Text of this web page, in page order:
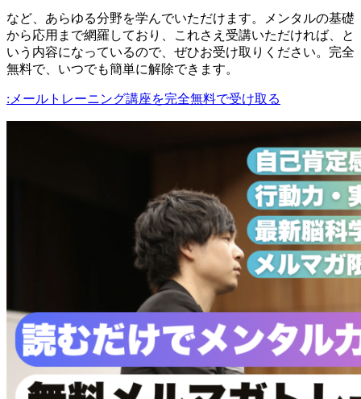
など、あらゆる分野を学んでいただけます。メンタルの基礎
から応用まで網羅しており、これさえ受講いただければ、と
いう内容になっているので、ぜひお受け取りください。完全
無料で、いつでも簡単に解除できます。
:メールトレーニング講座を完全無料で受け取る